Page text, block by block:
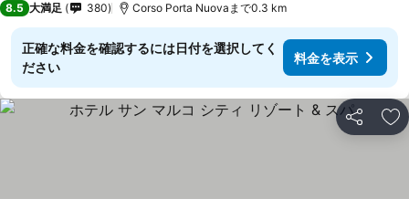
8.5 大満足 380 Corso Porta Nuovaまで0.3 km
正確な料金を確認するには日付を選択してく
ださい
料金を表示
シェア お